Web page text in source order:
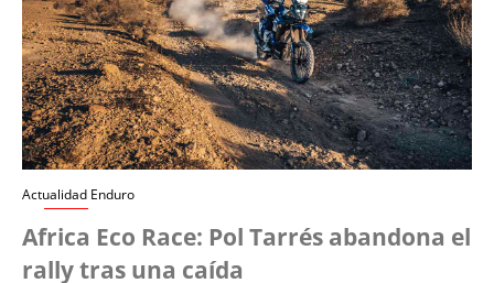
Actualidad Enduro
Africa Eco Race: Pol Tarrés abandona el
rally tras una caída